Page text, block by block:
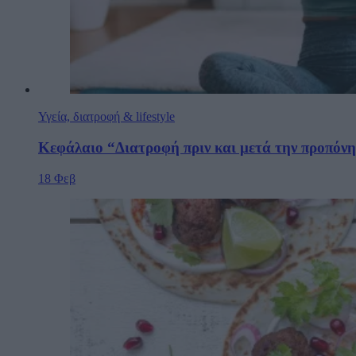
Υγεία, διατροφή & lifestyle
Κεφάλαιο “Διατροφή πριν και μετά την
18 Φεβ